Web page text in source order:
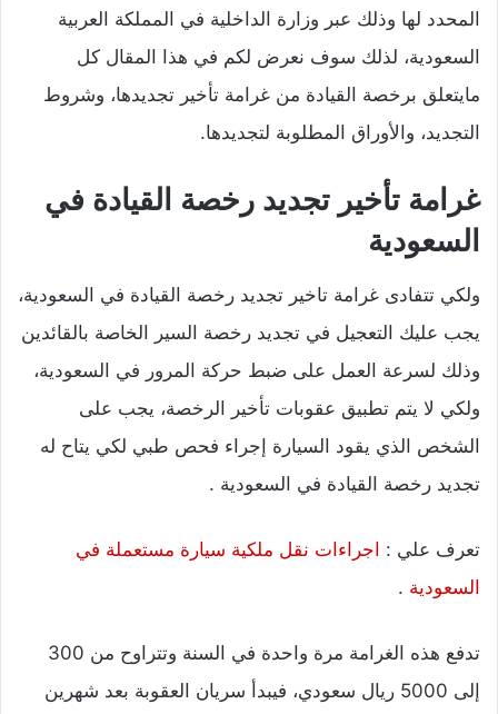
المحدد لها وذلك عبر وزارة الداخلية في المملكة العربية
السعودية، لذلك سوف نعرض لكم في هذا المقال كل
مايتعلق برخصة القيادة من غرامة تأخير تجديدها، وشروط
التجديد، والأوراق المطلوبة لتجديدها.
غرامة تأخير تجديد رخصة القيادة في
السعودية
ولكي تتفادى غرامة تاخير تجديد رخصة القيادة في السعودية،
يجب عليك التعجيل في تجديد رخصة السير الخاصة بالقائدين
وذلك لسرعة العمل على ضبط حركة المرور في السعودية،
ولكي لا يتم تطبيق عقوبات تأخير الرخصة، يجب على
الشخص الذي يقود السيارة إجراء فحص طبي لكي يتاح له
تجديد رخصة القيادة في السعودية .
تعرف علي : اجراءات نقل ملكية سيارة مستعملة في
السعودية .
تدفع هذه الغرامة مرة واحدة في السنة وتتراوح من 300
إلى 5000 ريال سعودي، فيبدأ سريان العقوبة بعد شهرين